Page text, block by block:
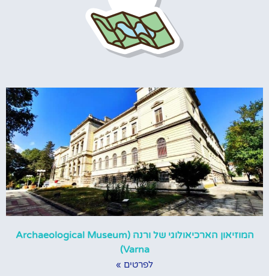
המוזיאון הארכיאולוגי של ורנה (Archaeological Museum
Varna)
לפרטים »